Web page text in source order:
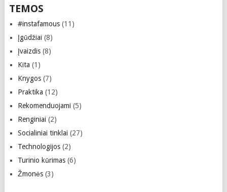
TEMOS
#instafamous(11)
Įgūdžiai (8)
Įvaizdis(8)
Kita (1)
Knygos(7)
Praktika (12)
Rekomenduojami (5)
Renginiai (2)
Socialiniai tinklai (27)
Technologijos(2)
Turinio kūrimas(6)
Žmonės(3)